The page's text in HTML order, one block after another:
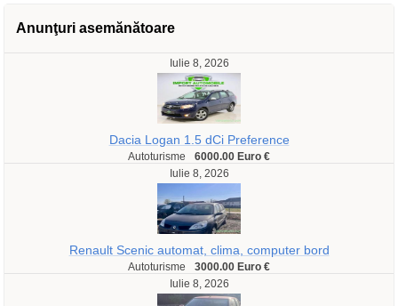
Anunţuri asemănătoare
Iulie 8, 2026
Dacia Logan 1.5 dCi Preference
Autoturisme
6000.00 Euro €
Iulie 8, 2026
Renault Scenic automat, clima, computer bord
Autoturisme
3000.00 Euro €
Iulie 8, 2026